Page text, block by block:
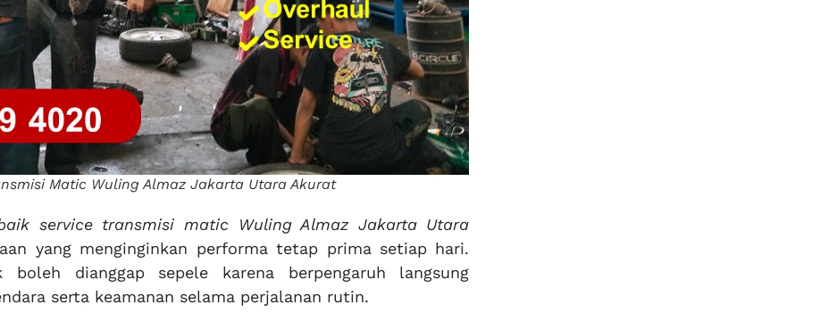
Matic Wuling Almaz Jakarta Utara Akurat
service transmisi matic Wuling Almaz Jakarta Utara
yang menginginkan performa tetap prima setiap hari.
boleh dianggap sepele karena berpengaruh langsung
serta keamanan selama perjalanan rutin.